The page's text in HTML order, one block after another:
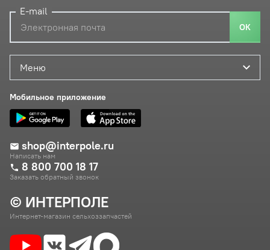
© ИНТЕРПОЛЕ
Интернет-магазин сельхоззапчастей
Меню
Мобильное приложение
shop@interpole.ru
Написать нам
8 800 700 18 17
Заказать обратный звонок
E-mail
ОК